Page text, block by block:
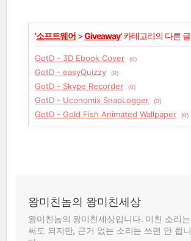
'소프트웨어 >Giveaway' 카테고리의 다른 글
GotD - 3D Ebook Cover (0)
GotD - easyQuizzy
(0)
GotD - Skype Recorder
(0)
GotD - Uconomix SnapLogger
(0)
GotD - Gold Fish Animated Wallpaper
(0)
왕미친놈의 왕미친세상
왕미친놈의 왕미친세상입니다. 미친 소리는
써도 되지만, 근거 없는 소리는 쓰면 안 됩니